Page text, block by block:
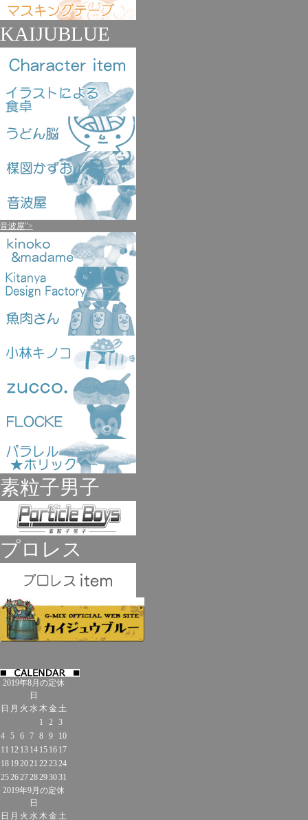
KAIJUBLUE
音波屋">
素粒子男子
プロレス
2019年8月の定休
日
日 月 火 水 木 金 土
1
2 3
4 5 6 7 8 9
10
11 12 13 14 15 16 17
18 192021 222324
25262728293031
2019年9月の定休
日
日 月 火 水 木 金 土